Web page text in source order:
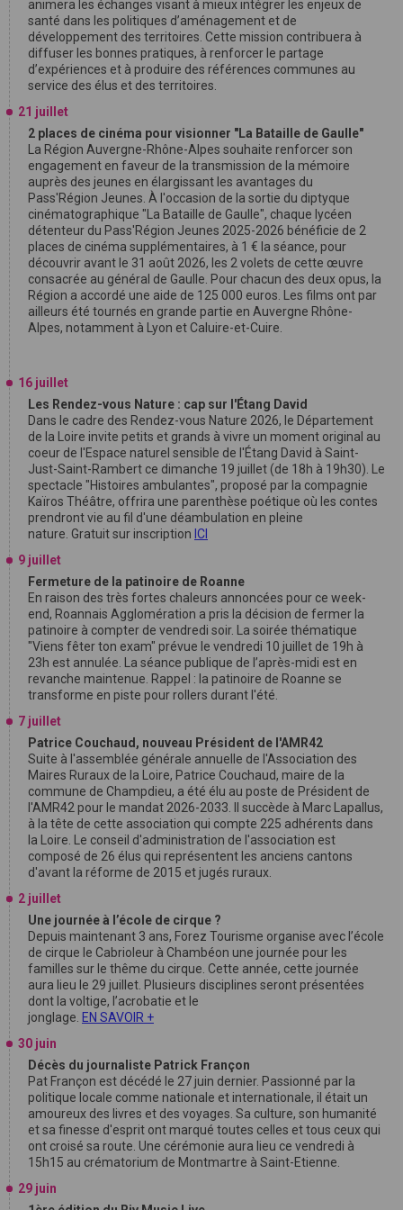
animera les échanges visant à mieux intégrer les enjeux de
santé dans les politiques d’aménagement et de
développement des territoires. Cette mission contribuera à
diffuser les bonnes pratiques, à renforcer le partage
d’expériences et à produire des références communes au
service des élus et des territoires.
21 juillet
2 places de cinéma pour visionner "La Bataille de Gaulle"
La Région Auvergne-Rhône-Alpes souhaite renforcer son
engagement en faveur de la transmission de la mémoire
auprès des jeunes en élargissant les avantages du
Pass'Région Jeunes. À l'occasion de la sortie du diptyque
cinématographique "La Bataille de Gaulle", chaque lycéen
détenteur du Pass'Région Jeunes 2025-2026 bénéficie de 2
places de cinéma supplémentaires, à 1 € la séance, pour
découvrir avant le 31 août 2026, les 2 volets de cette œuvre
consacrée au général de Gaulle. Pour chacun des deux opus, la
Région a accordé une aide de 125 000 euros. Les films ont par
ailleurs été tournés en grande partie en Auvergne Rhône-
Alpes, notamment à Lyon et Caluire-et-Cuire.
16 juillet
Les Rendez-vous Nature : cap sur l'Étang David
Dans le cadre des Rendez-vous Nature 2026, le Département
de la Loire invite petits et grands à vivre un moment original au
coeur de l'Espace naturel sensible de l'Étang David à Saint-
Just-Saint-Rambert ce dimanche 19 juillet (de 18h à 19h30). Le
spectacle "Histoires ambulantes", proposé par la compagnie
Kaïros Théâtre, offrira une parenthèse poétique où les contes
prendront vie au fil d'une déambulation en pleine
nature. Gratuit sur inscription ICI
9 juillet
Fermeture de la patinoire de Roanne
En raison des très fortes chaleurs annoncées pour ce week-
end, Roannais Agglomération a pris la décision de fermer la
patinoire à compter de vendredi soir. La soirée thématique
"Viens fêter ton exam" prévue le vendredi 10 juillet de 19h à
23h est annulée. La séance publique de l’après-midi est en
revanche maintenue. Rappel : la patinoire de Roanne se
transforme en piste pour rollers durant l'été.
7 juillet
Patrice Couchaud, nouveau Président de l'AMR42
Suite à l'assemblée générale annuelle de l'Association des
Maires Ruraux de la Loire, Patrice Couchaud, maire de la
commune de Champdieu, a été élu au poste de Président de
l'AMR42 pour le mandat 2026-2033. Il succède à Marc Lapallus,
à la tête de cette association qui compte 225 adhérents dans
la Loire. Le conseil d'administration de l'association est
composé de 26 élus qui représentent les anciens cantons
d'avant la réforme de 2015 et jugés ruraux.
2 juillet
Une journée à l’école de cirque ?
Depuis maintenant 3 ans, Forez Tourisme organise avec l’école
de cirque le Cabrioleur à Chambéon une journée pour les
familles sur le thême du cirque. Cette année, cette journée
aura lieu le 29 juillet. Plusieurs disciplines seront présentées
dont la voltige, l’acrobatie et le
jonglage. EN SAVOIR +
30 juin
Décès du journaliste Patrick Françon
Pat Françon est décédé le 27 juin dernier. Passionné par la
politique locale comme nationale et internationale, il était un
amoureux des livres et des voyages. Sa culture, son humanité
et sa finesse d'esprit ont marqué toutes celles et tous ceux qui
ont croisé sa route. Une cérémonie aura lieu ce vendredi à
15h15 au crématorium de Montmartre à Saint-Etienne.
29 juin